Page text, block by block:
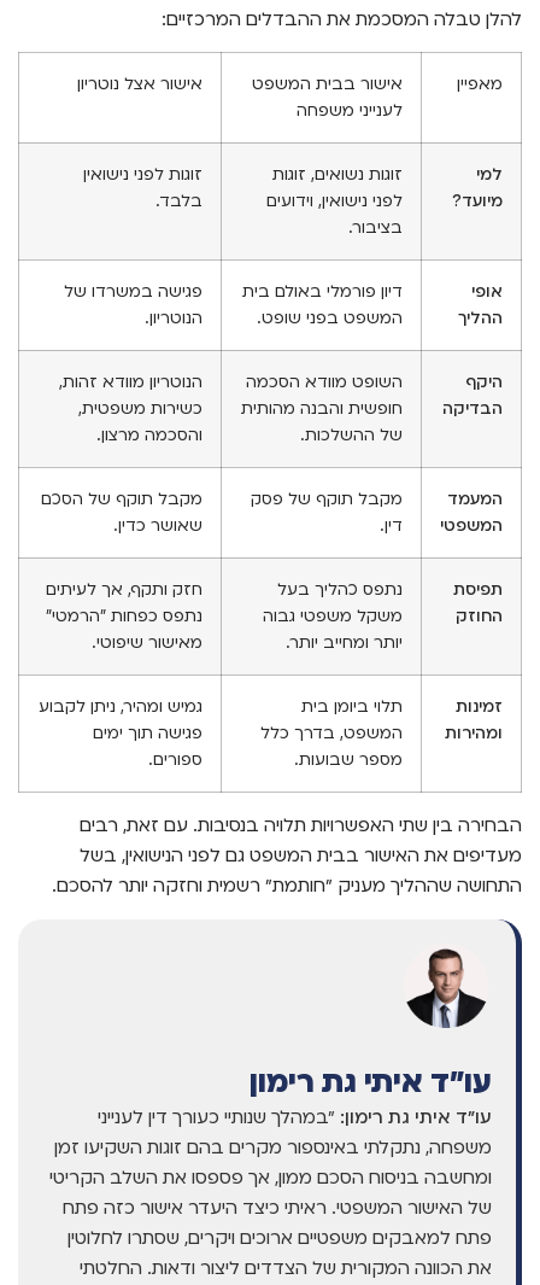
להלן טבלה המסכמת את ההבדלים המרכזיים:
מאפיין
אישור בבית המשפט
לענייני משפחה
אישור אצל נוטריון
למי
מיועד?
זוגות נשואים, זוגות
לפני נישואין, וידועים
בציבור.
זוגות לפני נישואין
בלבד.
אופי
ההליך
דיון פורמלי באולם בית
המשפט בפני שופט.
פגישה במשרדו של
הנוטריון.
היקף
הבדיקה
השופט מוודא הסכמה
חופשית והבנה מהותית
של ההשלכות.
הנוטריון מוודא זהות,
כשירות משפטית,
והסכמה מרצון.
המעמד
המשפטי
מקבל תוקף של פסק
דין.
מקבל תוקף של הסכם
שאושר כדין.
תפיסת
החוזק
נתפס כהליך בעל
משקל משפטי גבוה
יותר ומחייב יותר.
חזק ותקף, אך לעיתים
נתפס כפחות "הרמטי"
מאישור שיפוטי.
זמינות
ומהירות
תלוי ביומן בית
המשפט, בדרך כלל
מספר שבועות.
גמיש ומהיר, ניתן לקבוע
פגישה תוך ימים
ספורים.
הבחירה בין שתי האפשרויות תלויה בנסיבות. עם זאת, רבים
מעדיפים את האישור בבית המשפט גם לפני הנישואין, בשל
התחושה שההליך מעניק "חותמת" רשמית וחזקה יותר להסכם.
עו"ד איתי גת רימון
עו"ד איתי גת רימון: "במהלך שנותיי כעורך דין לענייני
משפחה, נתקלתי באינספור מקרים בהם זוגות השקיעו זמן
ומחשבה בניסוח הסכם ממון, אך פספסו את השלב הקריטי
של האישור המשפטי. ראיתי כיצד היעדר אישור כזה פתח
פתח למאבקים משפטיים ארוכים ויקרים, שסתרו לחלוטין
את הכוונה המקורית של הצדדים ליצור ודאות. החלטתי